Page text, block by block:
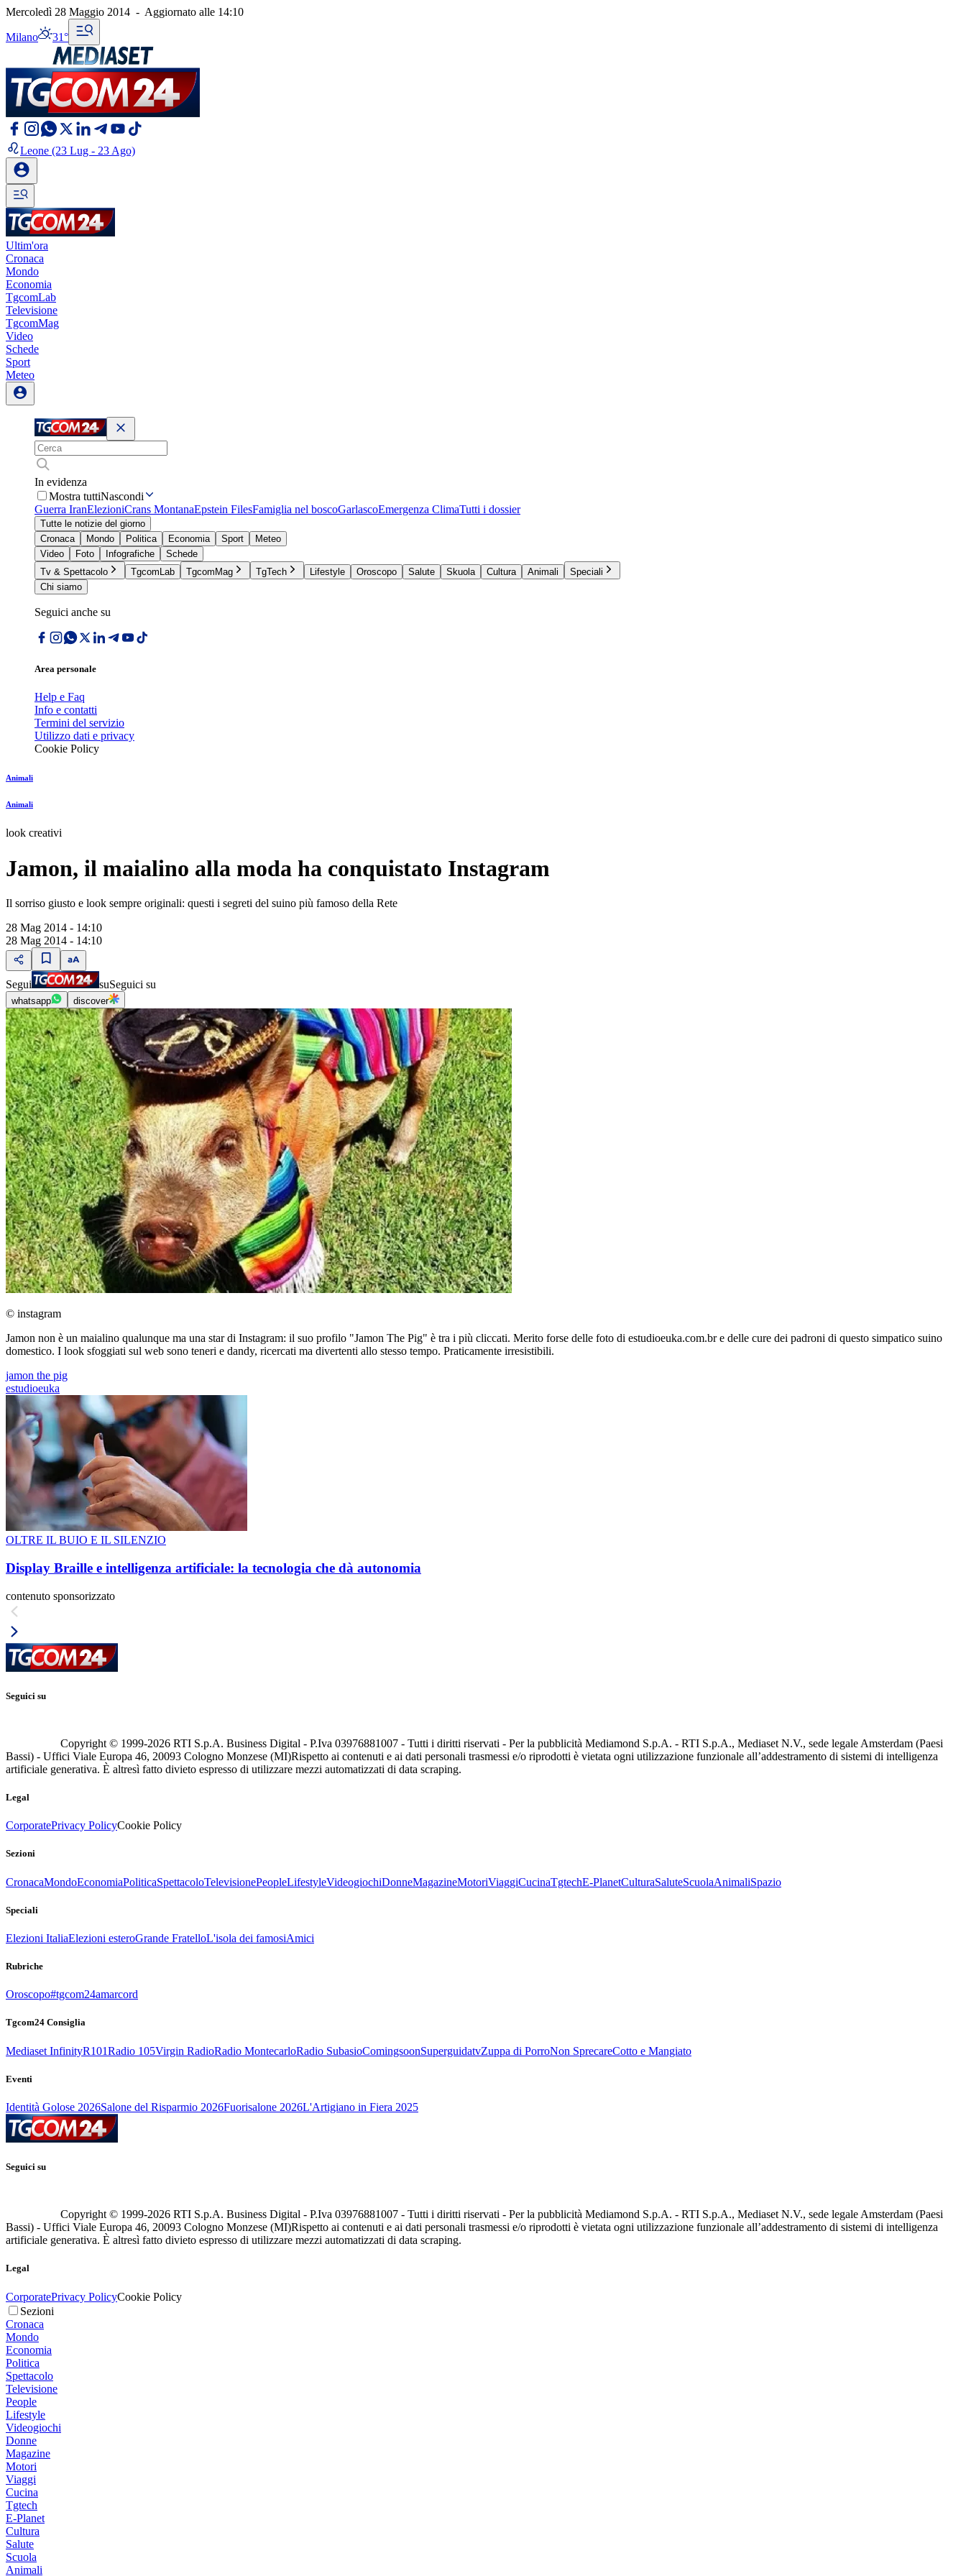
Mercoledì 28 Maggio 2014 - Aggiornato alle 14:10
Milano 31°
Leone (23 Lug - 23 Ago)
Ultim'ora
Cronaca
Mondo
Economia
TgcomLab
Televisione
TgcomMag
Video
Schede
Sport
Meteo
In evidenza
Mostra tuttiNascondi
Guerra IranElezioniCrans MontanaEpstein FilesFamiglia nel boscoGarlascoEmergenza ClimaTutti i dossier
Tutte le notizie del giorno
Cronaca
Mondo Politica Economia Sport
Meteo
Video
Foto Infografiche
Schede
Tv & Spettacolo
TgcomLab TgcomMag TgTech Lifestyle Oroscopo Salute Skuola Cultura Animali
Speciali
Chi siamo
Seguici anche su
Area personale
Help e Faq
Info e contatti
Termini del servizio
Utilizzo dati e privacy
Cookie Policy
Animali
Animali
look creativi
Jamon, il maialino alla moda ha conquistato Instagram
Il sorriso giusto e look sempre originali: questi i segreti del suino più famoso della Rete
28 Mag 2014 - 14:10
28 Mag 2014 - 14:10
Segui suSeguici su
whatsapp discover
© instagram
Jamon non è un maialino qualunque ma una star di Instagram: il suo profilo "Jamon The Pig" è tra i più cliccati. Merito forse delle foto di estudioeuka.com.br e delle cure dei padroni di questo simpatico suino
domestico. I look sfoggiati sul web sono teneri e dandy, ricercati ma divertenti allo stesso tempo. Praticamente irresistibili.
jamon the pig
estudioeuka
OLTRE IL BUIO E IL SILENZIO
Display Braille e intelligenza artificiale: la tecnologia che dà autonomia
contenuto sponsorizzato
Seguici su
Copyright © 1999-2026 RTI S.p.A. Business Digital - P.Iva 03976881007 - Tutti i diritti riservati - Per la pubblicità Mediamond S.p.A. - RTI S.p.A., Mediaset N.V., sede legale Amsterdam (Paesi
Bassi) - Uffici Viale Europa 46, 20093 Cologno Monzese (MI)Rispetto ai contenuti e ai dati personali trasmessi e/o riprodotti è vietata ogni utilizzazione funzionale all’addestramento di sistemi di intelligenza
artificiale generativa. È altresì fatto divieto espresso di utilizzare mezzi automatizzati di data scraping.
Legal
CorporatePrivacy PolicyCookie Policy
Sezioni
CronacaMondoEconomiaPoliticaSpettacoloTelevisionePeopleLifestyleVideogiochiDonneMagazineMotoriViaggiCucinaTgtechE-PlanetCulturaSaluteScuolaAnimaliSpazio
Speciali
Elezioni ItaliaElezioni esteroGrande FratelloL'isola dei famosiAmici
Rubriche
Oroscopo#tgcom24amarcord
Tgcom24 Consiglia
Mediaset InfinityR101Radio 105Virgin RadioRadio MontecarloRadio SubasioComingsoonSuperguidatvZuppa di PorroNon SprecareCotto e Mangiato
Eventi
Identità Golose 2026Salone del Risparmio 2026Fuorisalone 2026L'Artigiano in Fiera 2025
Seguici su
Copyright © 1999-2026 RTI S.p.A. Business Digital - P.Iva 03976881007 - Tutti i diritti riservati - Per la pubblicità Mediamond S.p.A. - RTI S.p.A., Mediaset N.V., sede legale Amsterdam (Paesi
Bassi) - Uffici Viale Europa 46, 20093 Cologno Monzese (MI)Rispetto ai contenuti e ai dati personali trasmessi e/o riprodotti è vietata ogni utilizzazione funzionale all’addestramento di sistemi di intelligenza
artificiale generativa. È altresì fatto divieto espresso di utilizzare mezzi automatizzati di data scraping.
Legal
CorporatePrivacy PolicyCookie Policy
Sezioni
Cronaca
Mondo
Economia
Politica
Spettacolo
Televisione
People
Lifestyle
Videogiochi
Donne
Magazine
Motori
Viaggi
Cucina
Tgtech
E-Planet
Cultura
Salute
Scuola
Animali